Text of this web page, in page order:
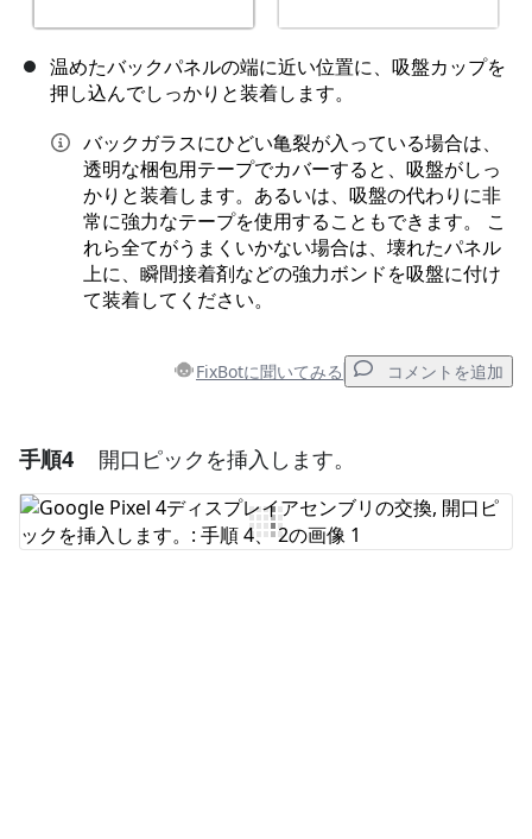
温めたバックパネルの端に近い位置に、吸盤カップを
押し込んでしっかりと装着します。
バックガラスにひどい亀裂が入っている場合は、
透明な梱包用テープでカバーすると、吸盤がしっ
かりと装着します。あるいは、吸盤の代わりに非
常に強力なテープを使用することもできます。 こ
れら全てがうまくいかない場合は、壊れたパネル
上に、瞬間接着剤などの強力ボンドを吸盤に付け
て装着してください。
FixBotに聞いてみる コメントを追加
コメントを追加
コメントを追加
手順4 開口ピックを挿入します。